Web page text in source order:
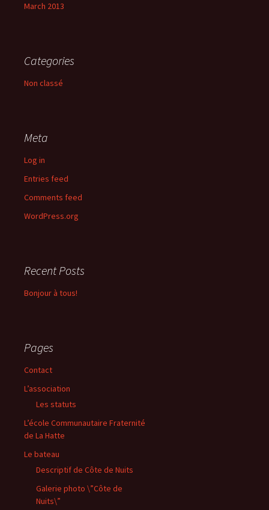
March 2013
Categories
Non classé
Meta
Log in
Entries feed
Comments feed
WordPress.org
Recent Posts
Bonjour à tous!
Pages
Contact
L’association
Les statuts
L’école Communautaire Fraternité
de La Hatte
Le bateau
Descriptif de Côte de Nuits
Galerie photo \”Côte de
Nuits\”